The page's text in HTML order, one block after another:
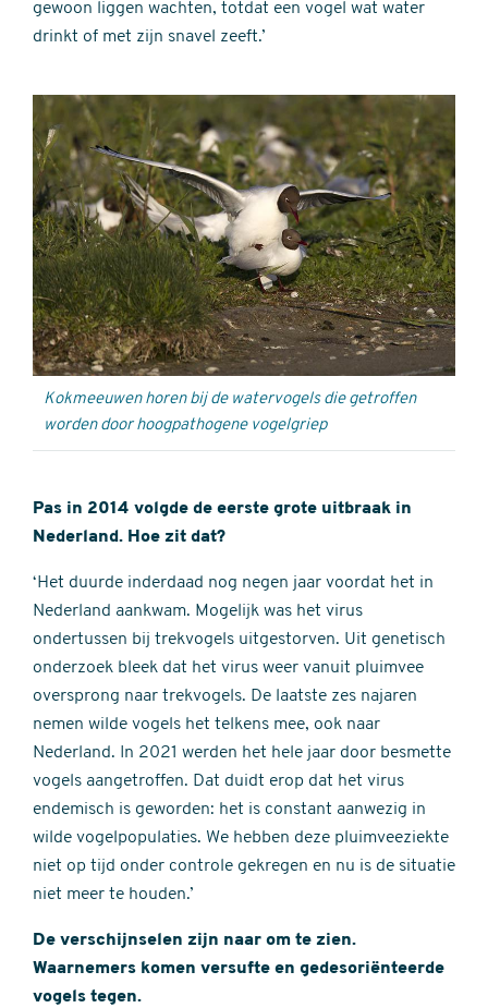
gewoon liggen wachten, totdat een vogel wat water
drinkt of met zijn snavel zeeft.’
Kokmeeuwen horen bij de watervogels die getroffen
worden door hoogpathogene vogelgriep
Pas in 2014 volgde de eerste grote uitbraak in
Nederland. Hoe zit dat?
‘Het duurde inderdaad nog negen jaar voordat het in
Nederland aankwam. Mogelijk was het virus
ondertussen bij trekvogels uitgestorven. Uit genetisch
onderzoek bleek dat het virus weer vanuit pluimvee
oversprong naar trekvogels. De laatste zes najaren
nemen wilde vogels het telkens mee, ook naar
Nederland. In 2021 werden het hele jaar door besmette
vogels aangetroffen. Dat duidt erop dat het virus
endemisch is geworden: het is constant aanwezig in
wilde vogelpopulaties. We hebben deze pluimveeziekte
niet op tijd onder controle gekregen en nu is de situatie
niet meer te houden.’
De verschijnselen zijn naar om te zien.
Waarnemers komen versufte en gedesoriënteerde
vogels tegen.